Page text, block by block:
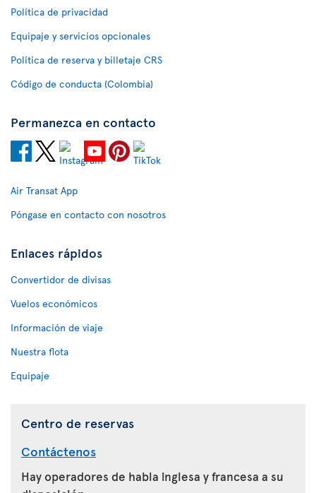
Política de privacidad
Equipaje y servicios opcionales
Política de reserva y billetaje CRS
Código de conducta (Colombia)
Permanezca en contacto
Air Transat App
Póngase en contacto con nosotros
Enlaces rápidos
Convertidor de divisas
Vuelos económicos
Información de viaje
Nuestra flota
Equipaje
Centro de reservas
Contáctenos
Hay operadores de habla inglesa y francesa a su